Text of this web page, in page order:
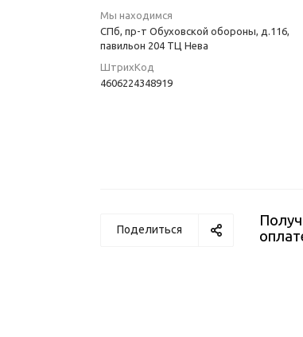
Мы находимся
СПб, пр-т Обуховской обороны, д.116,
павильон 204 ТЦ Нева
ШтрихКод
4606224348919
Поделиться